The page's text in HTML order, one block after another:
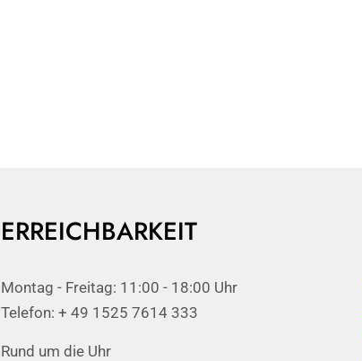
ERREICHBARKEIT
Montag - Freitag: 11:00 - 18:00 Uhr
Telefon: + 49 1525 7614 333
Rund um die Uhr